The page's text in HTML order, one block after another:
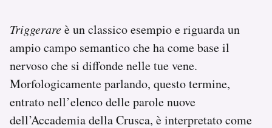
Triggerareè un classico esempio e riguarda un
ampio campo semantico che ha come base il
nervoso che si diffonde nelle tue vene.
Morfologicamente parlando, questo termine,
entrato nell’elenco delle parole nuove
dell’Accademia della Crusca, è interpretato come